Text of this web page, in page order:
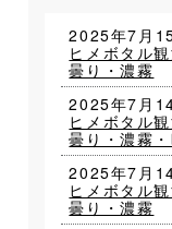
2025年7月
ヒメボタル
曇り・濃霧
2025年7月
ヒメボタル
曇り・濃霧
2025年7月
ヒメボタル
曇り・濃霧